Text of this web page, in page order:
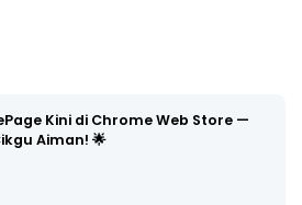
Kini di Chrome Web Store —
Aiman! 🌟